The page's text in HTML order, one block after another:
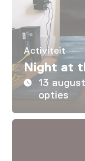
Activiteit
Night at
13
opties